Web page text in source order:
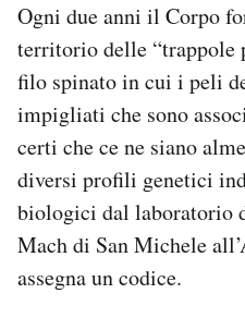
Ogni due anni il Corpo
territorio delle “trappole
filo spinato in cui i peli
impigliati che sono
certi che ce ne siano
diversi profili genetici
biologici dal laboratorio
Mach di San Michele
assegna un codice.